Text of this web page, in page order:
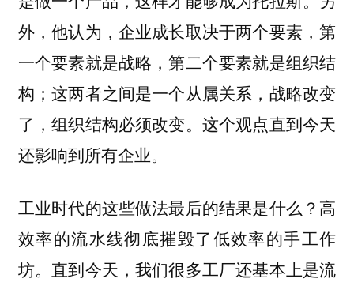
外，他认为，企业成长取决于两个要素，第
一个要素就是战略，第二个要素就是组织结
构；这两者之间是一个从属关系，战略改变
了，组织结构必须改变。这个观点直到今天
还影响到所有企业。
工业时代的这些做法最后的结果是什么？高
效率的流水线彻底摧毁了低效率的手工作
坊。直到今天，我们很多工厂还基本上是流